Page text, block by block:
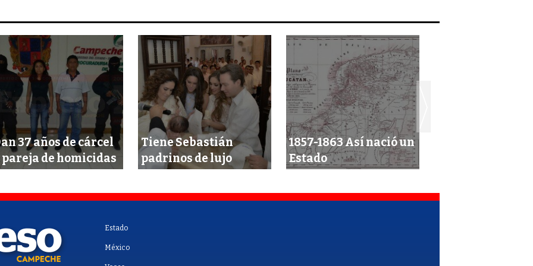
37 años de cárcel
pareja de homicidas
Tiene Sebastián
padrinos de lujo
1857-1863 Así nació un
Estado
Estado
México